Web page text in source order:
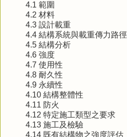
4.1 範圍
4.2 材料
4.3 設計載重
4.4 結構系統與載重傳力路徑
4.5 結構分析
4.6 強度
4.7 使用性
4.8 耐久性
4.9 永續性
4.10 結構整體性
4.11 防火
4.12 特定施工類型之要求
4.13 施工及檢驗
4.14 既有結構物之強度評估